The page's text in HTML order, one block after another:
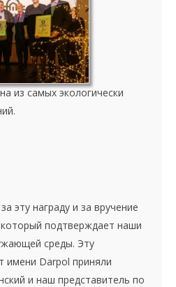
из самых экологически
эту награду и за вручение
подтверждает наши
среды. Эту
имени Darpol приняли
и наш представитель по